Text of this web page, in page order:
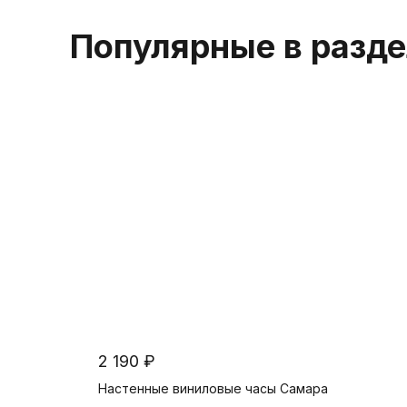
Популярные в
2 190 ₽
Настенные виниловые часы Самара